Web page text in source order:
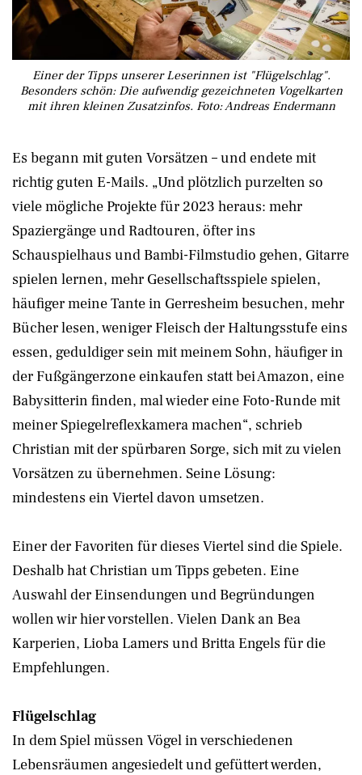
Einer der Tipps unserer Leserinnen ist "Flügelschlag".
Besonders schön: Die aufwendig gezeichneten Vogelkarten
mit ihren kleinen Zusatzinfos. Foto: Andreas Endermann
Es begann mit guten Vorsätzen – und endete mit
richtig guten E-Mails. „Und plötzlich purzelten so
viele mögliche Projekte für 2023 heraus: mehr
Spaziergänge und Radtouren, öfter ins
Schauspielhaus und Bambi-Filmstudio gehen, Gitarre
spielen lernen, mehr Gesellschaftsspiele spielen,
häufiger meine Tante in Gerresheim besuchen, mehr
Bücher lesen, weniger Fleisch der Haltungsstufe eins
essen, geduldiger sein mit meinem Sohn, häufiger in
der Fußgängerzone einkaufen statt bei Amazon, eine
Babysitterin finden, mal wieder eine Foto-Runde mit
meiner Spiegelreflexkamera machen“, schrieb
Christian mit der spürbaren Sorge, sich mit zu vielen
Vorsätzen zu übernehmen. Seine Lösung:
mindestens ein Viertel davon umsetzen.
Einer der Favoriten für dieses Viertel sind die Spiele.
Deshalb hat Christian um Tipps gebeten. Eine
Auswahl der Einsendungen und Begründungen
wollen wir hier vorstellen. Vielen Dank an Bea
Karperien, Lioba Lamers und Britta Engels für die
Empfehlungen.
Flügelschlag
In dem Spiel müssen Vögel in verschiedenen
Lebensräumen angesiedelt und gefüttert werden,